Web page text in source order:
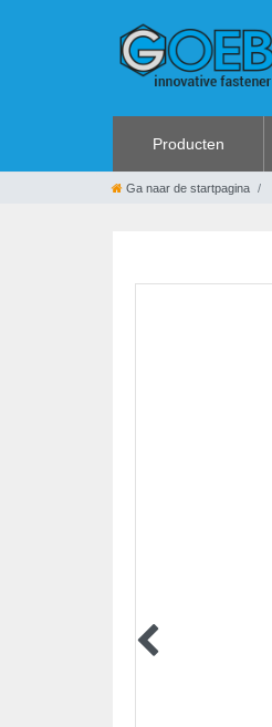
Producten
SCHROEVEN
KLINKMOEREN
AANBIEDINGEN
Ga naar de startpagina